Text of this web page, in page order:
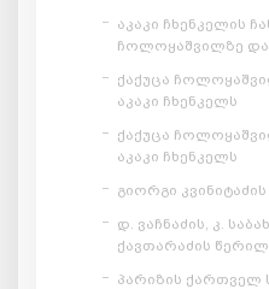
აკაკი ჩხენკელის
ჩოლოყაშვილზე და
ქაქუცა
აკაკი ჩხენკელს
ქაქუცა
აკაკი ჩხენკელს
გიორგი
დ. ვაჩნაძის, კ.
ქავთარაძის
პარიზის ქართველ